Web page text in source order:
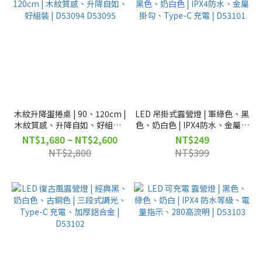
木紋升降蛋捲桌 | 90、120cm |
木紋質感、升降自如、好組裝 |
D53094 D53095
NT$1,680 ~ NT$2,600
NT$2,800
LED 吊掛式露營燈 | 軍綠色、黑
色、奶白色 | IPX4防水、金屬掛
勾、Type-C 充電 | D53101
NT$249
NT$399